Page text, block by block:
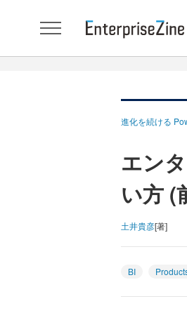
進化を続ける
エン
い方 (
土井貴彦[著]
BI